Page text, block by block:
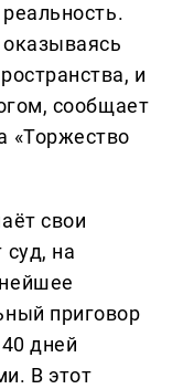
и
сообщает
«Торжество
свои
суд, на
приговор
дней
В этот